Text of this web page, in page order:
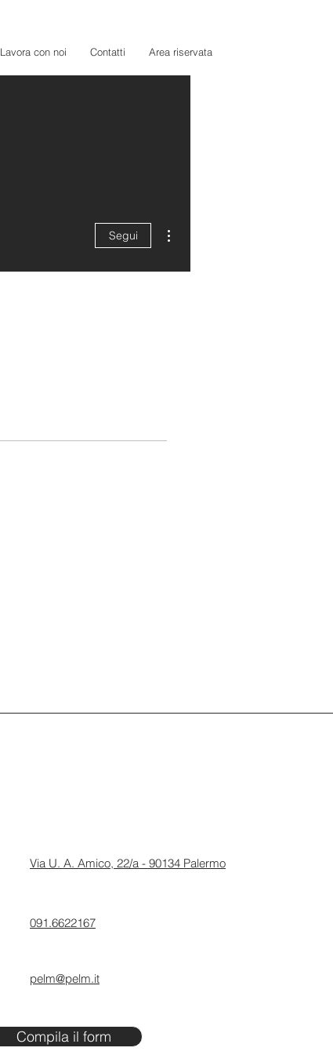
Lavora con noi Contatti Area riservata
Segui
Via U. A. Amico, 22/a - 90134 Palermo
091.6622167
pelm@pelm.it
Compila il form